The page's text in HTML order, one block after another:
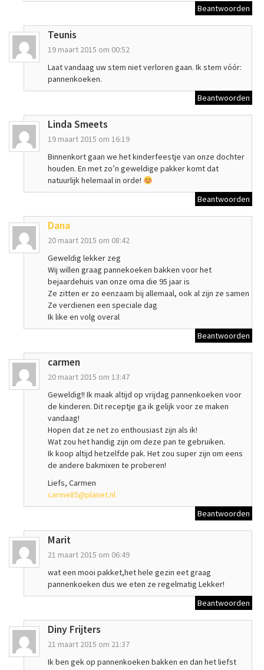
Beantwoorden
Teunis
19 maart 2015 om 00:52
Laat vandaag uw stem niet verloren gaan. Ik stem vóór:
pannenkoeken.
Beantwoorden
Linda Smeets
19 maart 2015 om 16:19
Binnenkort gaan we het kinderfeestje van onze dochter
houden. En met zo’n geweldige pakker komt dat
natuurlijk helemaal in orde!
Beantwoorden
Dana
20 maart 2015 om 08:42
Geweldig lekker zeg
Wij willen graag pannekoeken bakken voor het
bejaardehuis van onze oma die 95 jaar is
Ze zitten er zo eenzaam bij allemaal, ook al zijn ze samen
Ze verdienen een speciale dag
Ik like en volg overal
Beantwoorden
carmen
20 maart 2015 om 13:47
Geweldig!! Ik maak altijd op vrijdag pannenkoeken voor
de kinderen. Dit receptje ga ik gelijk voor ze maken
vandaag!
Hopen dat ze net zo enthousiast zijn als ik!
Wat zou het handig zijn om deze pan te gebruiken.
Ik koop altijd hetzelfde pak. Het zou super zijn om eens
de andere bakmixen te proberen!
Liefs, Carmen
carme85@planet.nl
Beantwoorden
Marit
21 maart 2015 om 06:49
wat een mooi pakket,het hele gezin eet graag
pannenkoeken dus we eten ze regelmatig Lekker!
Beantwoorden
Diny Frijters
21 maart 2015 om 21:37
Ik ben gek op pannenkoeken bakken en dan het liefst